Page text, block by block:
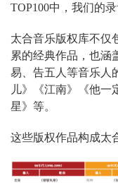
TOP100中，我们的
太合音乐版权库不仅
累的经典作品，也涵
易、告五人等音乐人
儿》《江南》《他一
星》等。
这些版权作品构成太